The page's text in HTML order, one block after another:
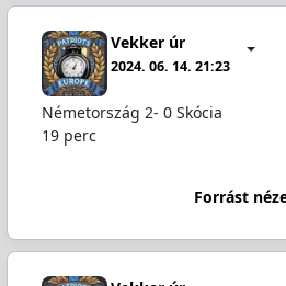
Vekker úr
2024. 06. 14. 21:23
Németország 2- 0 Skócia
19 perc
Forrást